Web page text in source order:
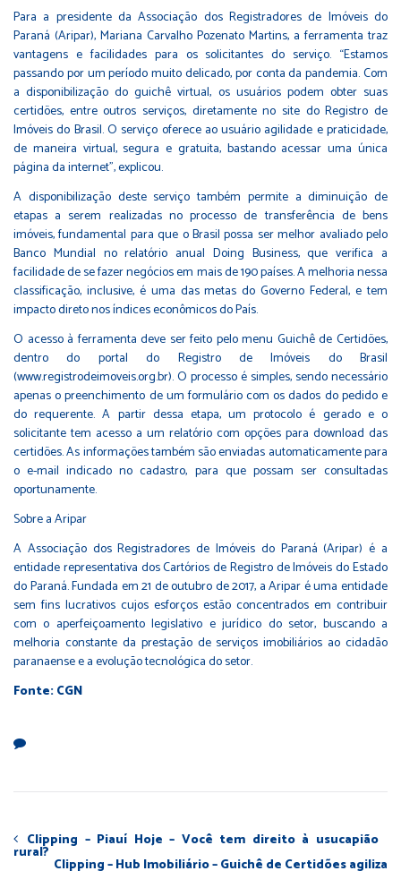
Para a presidente da Associação dos Registradores de Imóveis do
Paraná (Aripar), Mariana Carvalho Pozenato Martins, a ferramenta traz
vantagens e facilidades para os solicitantes do serviço. “Estamos
passando por um período muito delicado, por conta da pandemia. Com
a disponibilização do guichê virtual, os usuários podem obter suas
certidões, entre outros serviços, diretamente no site do Registro de
Imóveis do Brasil. O serviço oferece ao usuário agilidade e praticidade,
de maneira virtual, segura e gratuita, bastando acessar uma única
página da internet”, explicou.
A disponibilização deste serviço também permite a diminuição de
etapas a serem realizadas no processo de transferência de bens
imóveis, fundamental para que o Brasil possa ser melhor avaliado pelo
Banco Mundial no relatório anual Doing Business, que verifica a
facilidade de se fazer negócios em mais de 190 países. A melhoria nessa
classificação, inclusive, é uma das metas do Governo Federal, e tem
impacto direto nos índices econômicos do País.
O acesso à ferramenta deve ser feito pelo menu Guichê de Certidões,
dentro do portal do Registro de Imóveis do Brasil
(www.registrodeimoveis.org.br). O processo é simples, sendo necessário
apenas o preenchimento de um formulário com os dados do pedido e
do requerente. A partir dessa etapa, um protocolo é gerado e o
solicitante tem acesso a um relatório com opções para download das
certidões. As informações também são enviadas automaticamente para
o e-mail indicado no cadastro, para que possam ser consultadas
oportunamente.
Sobre a Aripar
A Associação dos Registradores de Imóveis do Paraná (Aripar) é a
entidade representativa dos Cartórios de Registro de Imóveis do Estado
do Paraná. Fundada em 21 de outubro de 2017, a Aripar é uma entidade
sem fins lucrativos cujos esforços estão concentrados em contribuir
com o aperfeiçoamento legislativo e jurídico do setor, buscando a
melhoria constante da prestação de serviços imobiliários ao cidadão
paranaense e a evolução tecnológica do setor.
Fonte: CGN
Clipping – Piauí Hoje – Você tem direito à usucapião
rural?
Clipping – Hub Imobiliário – Guichê de Certidões agiliza